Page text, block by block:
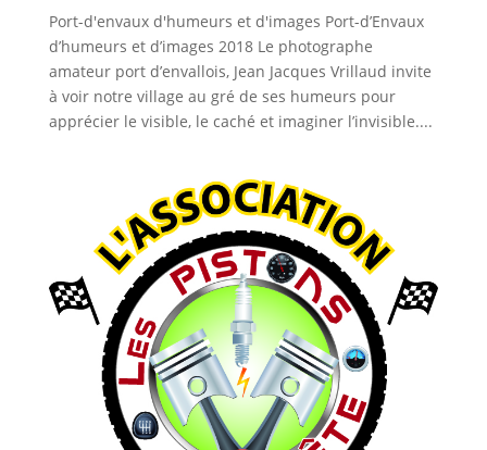
Port-d'envaux d'humeurs et d'images Port-d’Envaux
d’humeurs et d’images 2018 Le photographe
amateur port d’envallois, Jean Jacques Vrillaud invite
à voir notre village au gré de ses humeurs pour
apprécier le visible, le caché et imaginer l’invisible....